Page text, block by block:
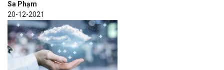
Sa Phạm
20-12-2021